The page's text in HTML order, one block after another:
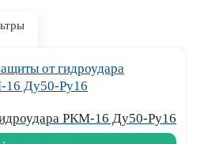
РКМ-16 Ду50-Ру16